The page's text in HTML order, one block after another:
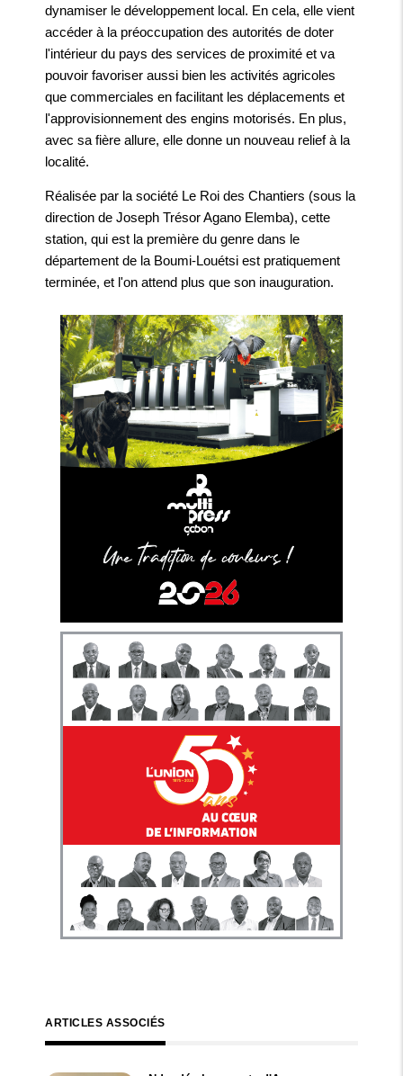
dynamiser le développement local. En cela, elle vient
accéder à la préoccupation des autorités de doter
l'intérieur du pays des services de proximité et va
pouvoir favoriser aussi bien les activités agricoles
que commerciales en facilitant les déplacements et
l'approvisionnement des engins motorisés. En plus,
avec sa fière allure, elle donne un nouveau relief à la
localité.
Réalisée par la société Le Roi des Chantiers (sous la
direction de Joseph Trésor Agano Elemba), cette
station, qui est la première du genre dans le
département de la Boumi-Louétsi est pratiquement
terminée, et l'on attend plus que son inauguration.
ARTICLES ASSOCIÉS